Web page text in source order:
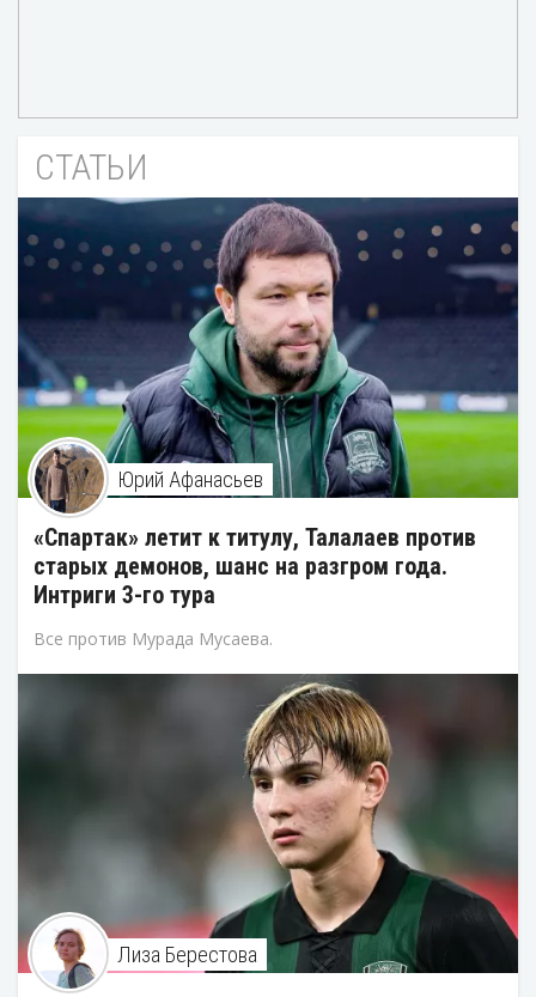
СТАТЬИ
Юрий Афанасьев
«Спартак» летит к титулу, Талалаев против
старых демонов, шанс на разгром года.
Интриги 3-го тура
Все против Мурада Мусаева.
Лиза Берестова